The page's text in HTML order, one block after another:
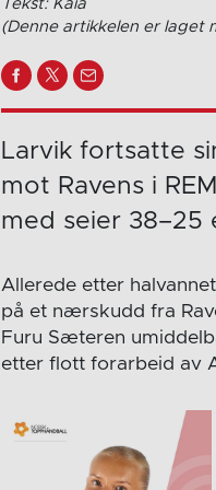
Tekst: Kaia
(Denne artikkelen er laget
Larvik fortsatte
mot Ravens i
med seier 38–25
Allerede etter
på et nærskudd fra
Furu Sæteren
etter flott forarbeid av